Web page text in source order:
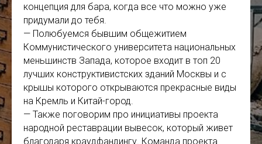
концепция для бара, когда все что можно уже
придумали до тебя.
— Полюбуемся бывшим общежитием
Коммунистического университета национальных
меньшинств Запада, которое входит в топ 20
лучших конструктивистских зданий Москвы и с
крышы которого открываются прекрасные виды
на Кремль и Китай-город.
— Также поговорим про инициативы проекта
народной реставрации вывесок, который живет
благодаря краудфандингу. Команда проекта